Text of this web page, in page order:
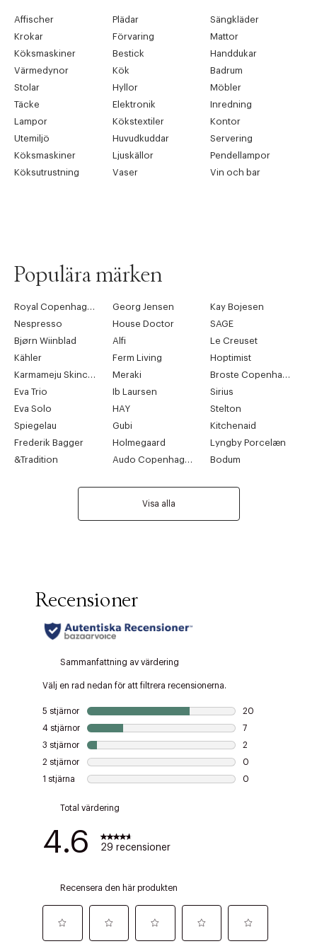
Affischer Plädar
Sängkläder
Krokar
Förvaring
Mattor
Köksmaskiner
Bestick
Handdukar
Värmedynor
Kök
Badrum
Stolar
Hyllor
Möbler
Täcke
Elektronik
Inredning
Lampor
Kökstextiler
Kontor
Utemiljö
Huvudkuddar
Servering
Köksmaskiner
Ljuskällor
Pendellampor
Köksutrustning
Vaser Vin och bar
Populära märken
Royal Copenhagen Georg Jensen
Kay Bojesen
Nespresso
House Doctor
SAGE
Bjørn Wiinblad
Alfi
Le Creuset
Kähler
Ferm Living
Hoptimist
Karmameju Skincare
Meraki
Broste Copenhagen
Eva Trio
Ib Laursen
Sirius
Eva Solo
HAY
Stelton
Spiegelau
Gubi
Kitchenaid
Frederik Bagger
Holmegaard
Lyngby Porcelæn
&Tradition
Audo Copenhagen Bodum
Visa alla